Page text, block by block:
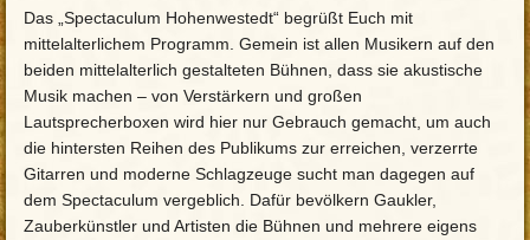
Das „Spectaculum Hohenwestedt“ begrüßt Euch mit
mittelalterlichem Programm. Gemein ist allen Musikern auf den
beiden mittelalterlich gestalteten Bühnen, dass sie akustische
Musik machen – von Verstärkern und großen
Lautsprecherboxen wird hier nur Gebrauch gemacht, um auch
die hintersten Reihen des Publikums zur erreichen, verzerrte
Gitarren und moderne Schlagzeuge sucht man dagegen auf
dem Spectaculum vergeblich. Dafür bevölkern Gaukler,
Zauberkünstler und Artisten die Bühnen und mehrere eigens